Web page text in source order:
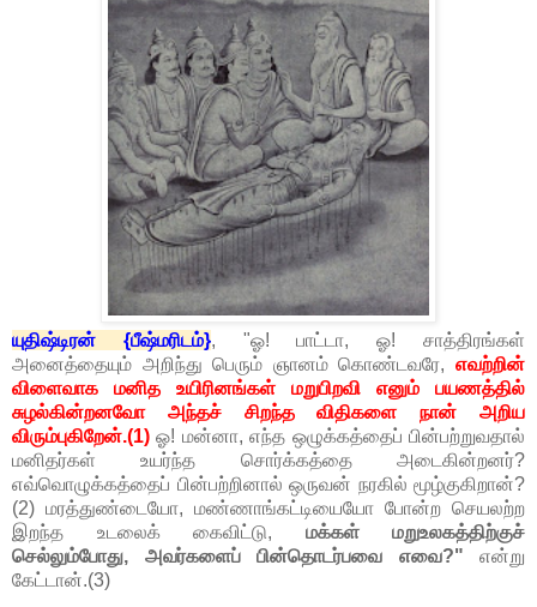
யுதிஷ்டிரன் {பீஷ்மரிடம்}, "ஓ! பாட்டா, ஓ! சாத்திரங்கள்
அனைத்தையும் அறிந்து பெரும் ஞானம் கொண்டவரே, எவற்றின்
விளைவாக மனித உயிரினங்கள் மறுபிறவி எனும் பயணத்தில்
சுழல்கின்றனவோ அந்தச் சிறந்த விதிகளை நான் அறிய
விரும்புகிறேன்.(1) ஓ! மன்னா, எந்த ஒழுக்கத்தைப் பின்பற்றுவதால்
மனிதர்கள் உயர்ந்த சொர்க்கத்தை அடைகின்றனர்?
எவ்வொழுக்கத்தைப் பின்பற்றினால் ஒருவன் நரகில் மூழ்குகிறான்?
(2) மரத்துண்டையோ, மண்ணாங்கட்டியையோ போன்ற செயலற்ற
இறந்த உடலைக் கைவிட்டு, மக்கள் மறுஉலகத்திற்குச்
செல்லும்போது, அவர்களைப் பின்தொடர்பவை எவை?" என்று
கேட்டான்.(3)